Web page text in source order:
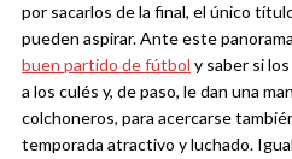
por sacarlos de la final, el único
pueden aspirar. Ante este
buen partido de fútbol y saber si
a los culés y, de paso, le dan una
colchoneros, para acercarse
temporada atractivo y luchado.